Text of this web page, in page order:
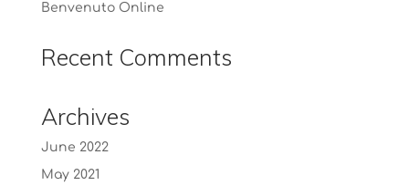
Benvenuto Online
Recent Comments
Archives
June 2022
May 2021